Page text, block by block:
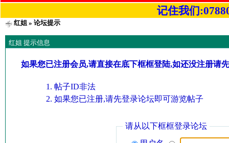
记住我们
红姐» 论坛提示
红姐 提示信息
如果您已注册会员,请直接在底下框框登陆,如还没注册请
帖子ID非法
如果您已注册,请先登录论坛即可游览帖子
请从以下框框登录论坛